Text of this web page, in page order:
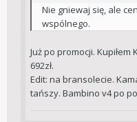
Nie gniewaj się, ale
wspólnego.
Już po promocji.
692zł.
Edit: na bransolecie.
tańszy. Bambino v4 po